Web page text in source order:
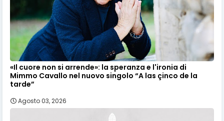
«Il cuore non si arrende»: la speranza e l'ironia di
Mimmo Cavallo nel nuovo singolo “A las çinco de la
tarde”
Agosto 03, 2026